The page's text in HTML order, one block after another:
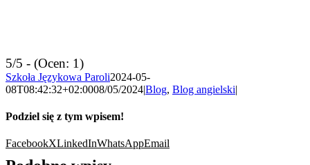
5/5 - (Ocen: 1)
Szkoła Językowa Paroli2024-05-
08T08:42:32+02:0008/05/2024|Blog, Blog angielski|
Podziel się z tym wpisem!
FacebookXLinkedInWhatsAppEmail